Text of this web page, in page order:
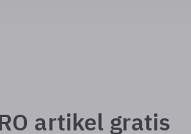
artikel gratis